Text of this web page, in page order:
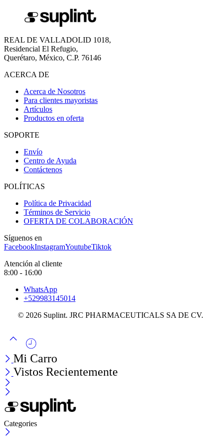
REAL DE VALLADOLID 1018,
Residencial El Refugio,
Querétaro, México, C.P. 76146
ACERCA DE
Acerca de Nosotros
Para clientes mayoristas
Artículos
Productos en oferta
SOPORTE
Envío
Centro de Ayuda
Contáctenos
POLÍTICAS
Política de Privacidad
Términos de Servicio
OFERTA DE COLABORACIÓN
Síguenos en
FacebookInstagramYoutubeTiktok
Atención al cliente
8:00 - 16:00
WhatsApp
+529983145014
© 2026 Suplint. JRC PHARMACEUTICALS SA DE CV.
Mi Carro
Vistos Recientemente
Categories